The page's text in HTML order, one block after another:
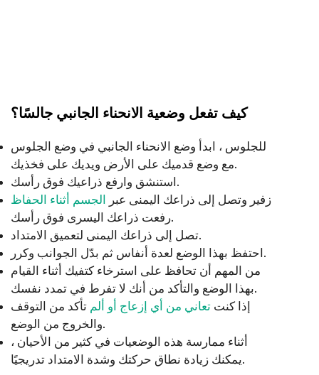
كيف تفعل وضعية الانحناء الجانبي جالسًا؟
للجلوس ، ابدأ وضع الانحناء الجانبي في وضع الجلوس
مع وضع قدميك على الأرض ويديك على فخذيك.
استنشق وارفع ذراعيك فوق رأسك.
زفير وتصل إلى ذراعك اليمنى عبر
الجسم أثناء الحفاظ
رفعت ذراعك اليسرى فوق رأسك.
تصل إلى ذراعك اليمنى لتعميق الامتداد.
احتفظ بهذا الوضع لعدة أنفاس ثم بدّل الجوانب وكرر.
من المهم أن تحافظ على استرخاء كتفيك أثناء القيام
بهذا الوضع والتأكد من أنك لا تفرط في تمدد نفسك.
إذا كنت تعاني من أي إزعاج أو ألم تأكد من التوقف
والخروج من الوضع.
أثناء ممارسة هذه الوضعيات في كثير من الأحيان ،
يمكنك زيادة نطاق حركتك وشدة الامتداد تدريجيًا.